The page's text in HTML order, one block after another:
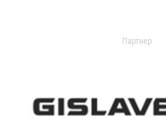
Партнер